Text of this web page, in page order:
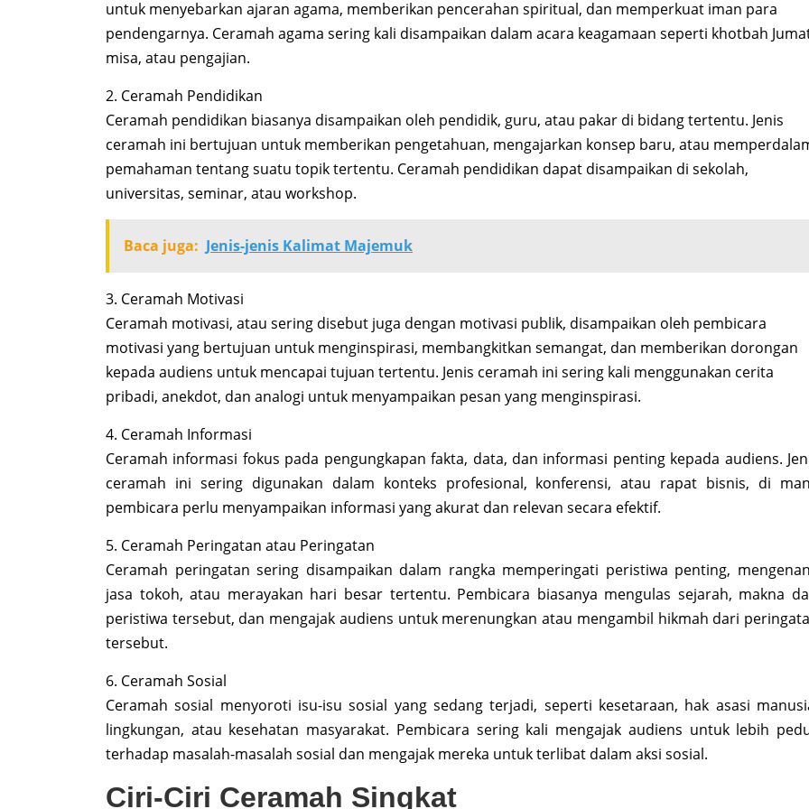
untuk menyebarkan ajaran agama, memberikan pencerahan spiritual, dan memperkuat iman para
pendengarnya. Ceramah agama sering kali disampaikan dalam acara keagamaan seperti khotbah
misa, atau pengajian.
2. Ceramah Pendidikan
Ceramah pendidikan biasanya disampaikan oleh pendidik, guru, atau pakar di bidang tertentu. Jenis
ceramah ini bertujuan untuk memberikan pengetahuan, mengajarkan konsep baru, atau
pemahaman tentang suatu topik tertentu. Ceramah pendidikan dapat disampaikan di sekolah,
universitas, seminar, atau workshop.
Baca juga: Jenis-jenis Kalimat Majemuk
3. Ceramah Motivasi
Ceramah motivasi, atau sering disebut juga dengan motivasi publik, disampaikan oleh pembicara
motivasi yang bertujuan untuk menginspirasi, membangkitkan semangat, dan memberikan dorongan
kepada audiens untuk mencapai tujuan tertentu. Jenis ceramah ini sering kali menggunakan cerita
pribadi, anekdot, dan analogi untuk menyampaikan pesan yang menginspirasi.
4. Ceramah Informasi
Ceramah informasi fokus pada pengungkapan fakta, data, dan informasi penting kepada audiens.
ceramah ini sering digunakan dalam konteks profesional, konferensi, atau rapat bisnis, di
pembicara perlu menyampaikan informasi yang akurat dan relevan secara efektif.
5. Ceramah Peringatan atau Peringatan
Ceramah peringatan sering disampaikan dalam rangka memperingati peristiwa penting,
jasa tokoh, atau merayakan hari besar tertentu. Pembicara biasanya mengulas sejarah, makna
peristiwa tersebut, dan mengajak audiens untuk merenungkan atau mengambil hikmah dari
tersebut.
6. Ceramah Sosial
Ceramah sosial menyoroti isu-isu sosial yang sedang terjadi, seperti kesetaraan, hak asasi
lingkungan, atau kesehatan masyarakat. Pembicara sering kali mengajak audiens untuk lebih
terhadap masalah-masalah sosial dan mengajak mereka untuk terlibat dalam aksi sosial.
Ciri-Ciri Ceramah Singkat